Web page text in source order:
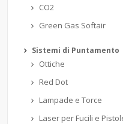
CO2
Green Gas Softair
Sistemi di Puntamento
Ottiche
Red Dot
Lampade e Torce
Laser per Fucili e